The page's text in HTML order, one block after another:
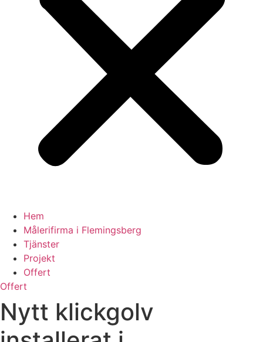
Hem
Målerifirma i Flemingsberg
Tjänster
Projekt
Offert
Offert
Nytt klickgolv